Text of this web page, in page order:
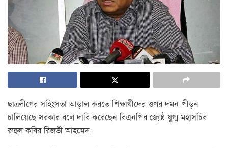
ছাত্রলীগের সহিংসতা আড়াল করতে শিক্ষার্থীদের ওপর দমন-পীড়ন
চালিয়েছে সরকার বলে দাবি করেছেন বিএনপির জ্যেষ্ঠ যুগ্ম মহাসচিব
রুহুল কবির রিজভী আহমেদ।